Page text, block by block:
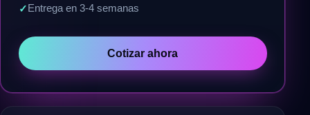
Entrega en 3-4 semanas
Cotizar ahora